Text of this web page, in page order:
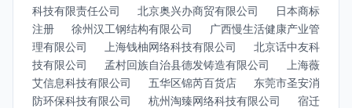
科技有限责任公司
北京奥兴办商贸有限公司
日本商标
注册
徐州汉工钢结构有限公司
广西慢生活健康产业管
理有限公司
上海钱柚网络科技有限公司
北京话中友科
技有限公司
孟村回族自治县德发铸造有限公司
上海薇
艾信息科技有限公司
五华区锦芮百货店
东莞市圣安消
防环保科技有限公司
杭州淘臻网络科技有限公司
宿迁